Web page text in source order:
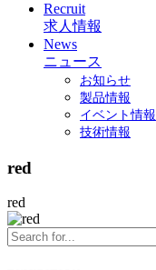
Recruit
求人情報
News
ニュース
お知らせ
製品情報
イベント情報
技術情報
red
red